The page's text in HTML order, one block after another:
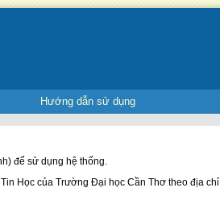
Hướng dẫn sử dụng
để sử dụng hệ thống.
Học của Trường Đại học Cần Thơ theo địa chỉ